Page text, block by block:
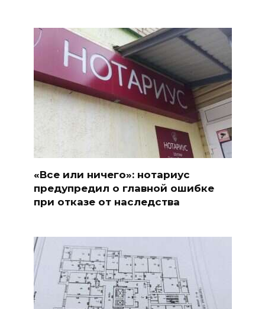
«Все или ничего»: нотариус
предупредил о главной ошибке
при отказе от наследства